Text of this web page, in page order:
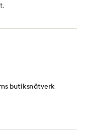
butiksnätverk